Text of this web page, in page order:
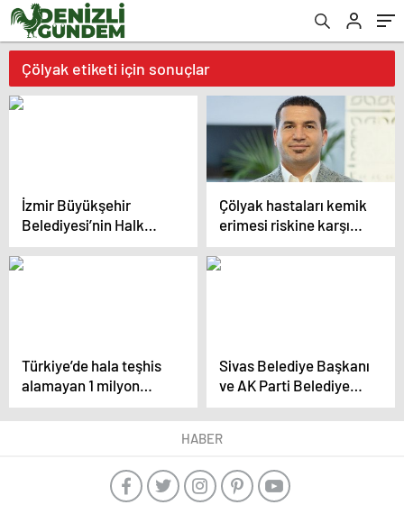
Çölyak etiketi için sonuçlar
İzmir Büyükşehir
Belediyesi’nin Halk
Ekmek Fabrikası’ndan
yeni ürün Çölyak
Çölyak hastaları kemik
erimesi riskine karşı
düzenli kontrolden
geçmeli
Türkiye’de hala teşhis
alamayan 1 milyon
çölyak hastası var
Sivas Belediye Başkanı
ve AK Parti Belediye
Başkan adayı Hilmi
Bilgin, kentteki çölyak
hastaları ve aileleri ile
HABER